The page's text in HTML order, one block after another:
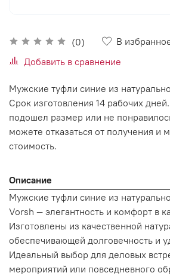
(0)
В
Добавить в сравнение
Мужские туфли синие из
Срок изготовления 14 рабочих
подошел размер или не
можете отказаться от получения и
стоимость.
Описание
Мужские туфли синие из
Vorsh — элегантность и комфорт в
Изготовлены из качественной
обеспечивающей долговечность и
Идеальный выбор для деловых
мероприятий или повседневного